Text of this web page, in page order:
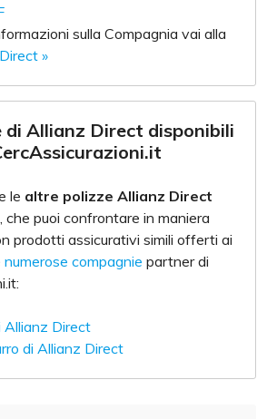
sulla Compagnia vai alla
»
Allianz Direct disponibili
le altre polizze Allianz Direct
che puoi confrontare in maniera
prodotti assicurativi simili offerti ai
numerose compagnie partner di
Allianz Direct
di Allianz Direct